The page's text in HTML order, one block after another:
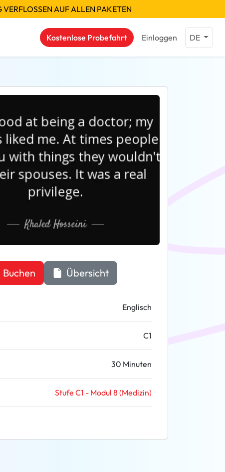
VERFLOSSEN AUF ALLEN PAKETEN
Kostenlose Probefahrt Einloggen DE
Buchen Übersicht
Englisch
C1
30 Minuten
Stufe C1 - Modul 8 (Medizin)